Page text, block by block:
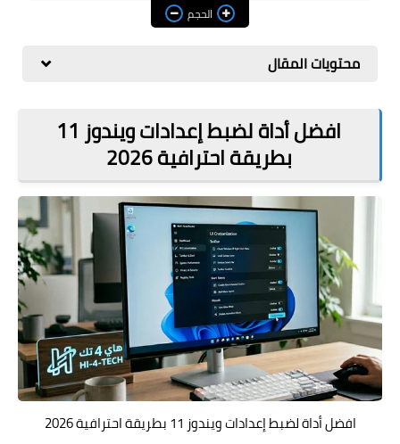
الربح من الانترنت
ذكاء اصطناعي
الحجم
محتويات المقال
افضل أداة لضبط إعدادات ويندوز 11
بطريقة احترافية 2026
افضل أداة لضبط إعدادات ويندوز 11 بطريقة احترافية 2026